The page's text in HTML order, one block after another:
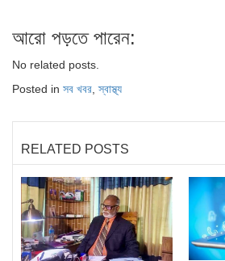
আরো পড়তে পারেন:
No related posts.
Posted in সব খবর ,স্বাস্থ্য
RELATED POSTS